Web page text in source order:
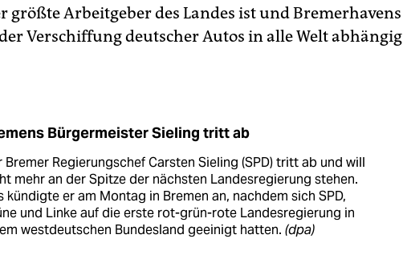
größte Arbeitgeber des Landes ist und Bremerhavens
Verschiffung deutscher Autos in alle Welt abhängig
Bürgermeister Sieling tritt ab
Bremer Regierungschef Carsten Sieling (SPD) tritt ab und will
mehr an der Spitze der nächsten Landesregierung stehen.
kündigte er am Montag in Bremen an, nachdem sich SPD,
und Linke auf die erste rot-grün-rote Landesregierung in
westdeutschen Bundesland geeinigt hatten. (dpa)